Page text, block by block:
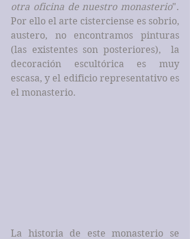
otra oficina de nuestro monasterio".
Por ello el arte cisterciense es sobrio,
austero, no encontramos pinturas
(las existentes son posteriores),  la
decoración escultórica es muy
escasa, y el edificio representativo es
el monasterio.
La historia de este monasterio se